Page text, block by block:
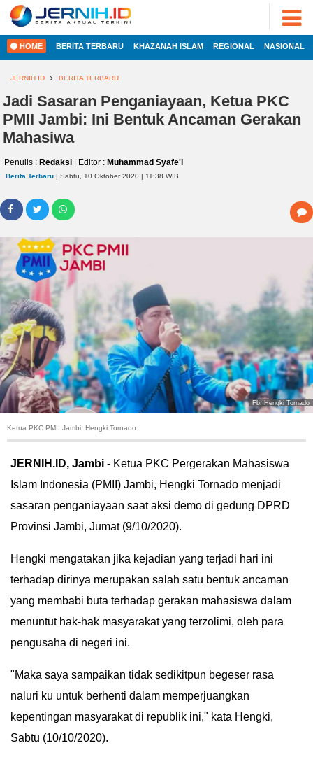
HOME
INTERNASIONAL
EKOBIS
POLITIK
HUKUM
KRIMINAL
KHAZANAH
TEKNOLOGI
OTOMOTIF
HIBURAN
IN
OPINI
INFOGRAFIS
ADVERTORIAL
FOTO
VIDEO
PESONA
JAMBI
PESONA
INDONESIA
DUNIA
HEALTH
PROPERTY
LIFESTYLE
ENTREPRENEURSHIP
2022
JERNIH.ID
•
Developed
HOME BERITA TERBARU KHAZANAH ISLAM REGIONAL NASIONAL
JERNIH ID BERITA TERBARU
Jadi Sasaran Penganiayaan, Ketua PKC
PMII Jambi: Ini Bentuk Ancaman Gerakan
Mahasiwa
Penulis : Redaksi | Editor : Muhammad Syafe'i
Berita Terbaru | Sabtu, 10 Oktober 2020 | 11:38 WIB
Fb: Hengki Tornado
Ketua PKC PMII Jambi, Hengki Tornado
JERNIH.ID, Jambi - Ketua PKC Pergerakan Mahasiswa
Islam Indonesia (PMII) Jambi, Hengki Tornado menjadi
sasaran penganiayaan saat aksi demo di gedung DPRD
Provinsi Jambi, Jumat (9/10/2020).
Hengki mengatakan jika kejadian yang terjadi hari ini
terhadap dirinya merupakan salah satu bentuk ancaman
yang membabi buta terhadap gerakan mahasiswa dalam
menuntut hak-hak masyarakat yang terzolimi, oleh para
pengusaha di negeri ini.
"Maka saya sampaikan tidak sedikitpun begeser rasa
naluri ku untuk berhenti dalam memperjuangkan
kepentingan masyarakat di republik ini," kata Hengki,
Sabtu (10/10/2020).